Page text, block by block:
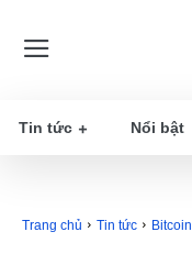
Tin tức Nổi bật
Trang chủ Tin tức Bitcoin